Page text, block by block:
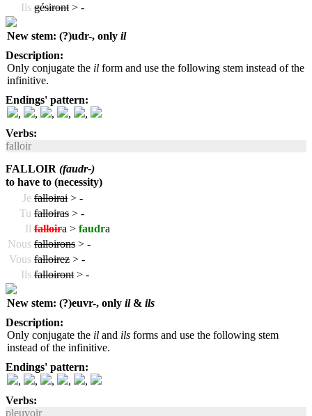
Ils gésiront > -
New stem: (?)udr-, only il
Description:
Only conjugate the il form and use the following stem instead of the
infinitive.
Endings' pattern:
,
, , ,
,
Verbs:
falloir
FALLOIR (faudr-)
to have to (necessity)
Je falloirai > -
Tu falloiras > -
Il falloira > faudra
Nous falloirons > -
Vous falloirez > -
Ils falloiront > -
New stem: (?)euvr-, only il& ils
Description:
Only conjugate the il and ils forms and use the following stem
instead of the infinitive.
Endings' pattern:
,
, , ,
,
Verbs:
pleuvoir